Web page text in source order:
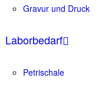
Gravur und Druck
Laborbedarf
Petrischale